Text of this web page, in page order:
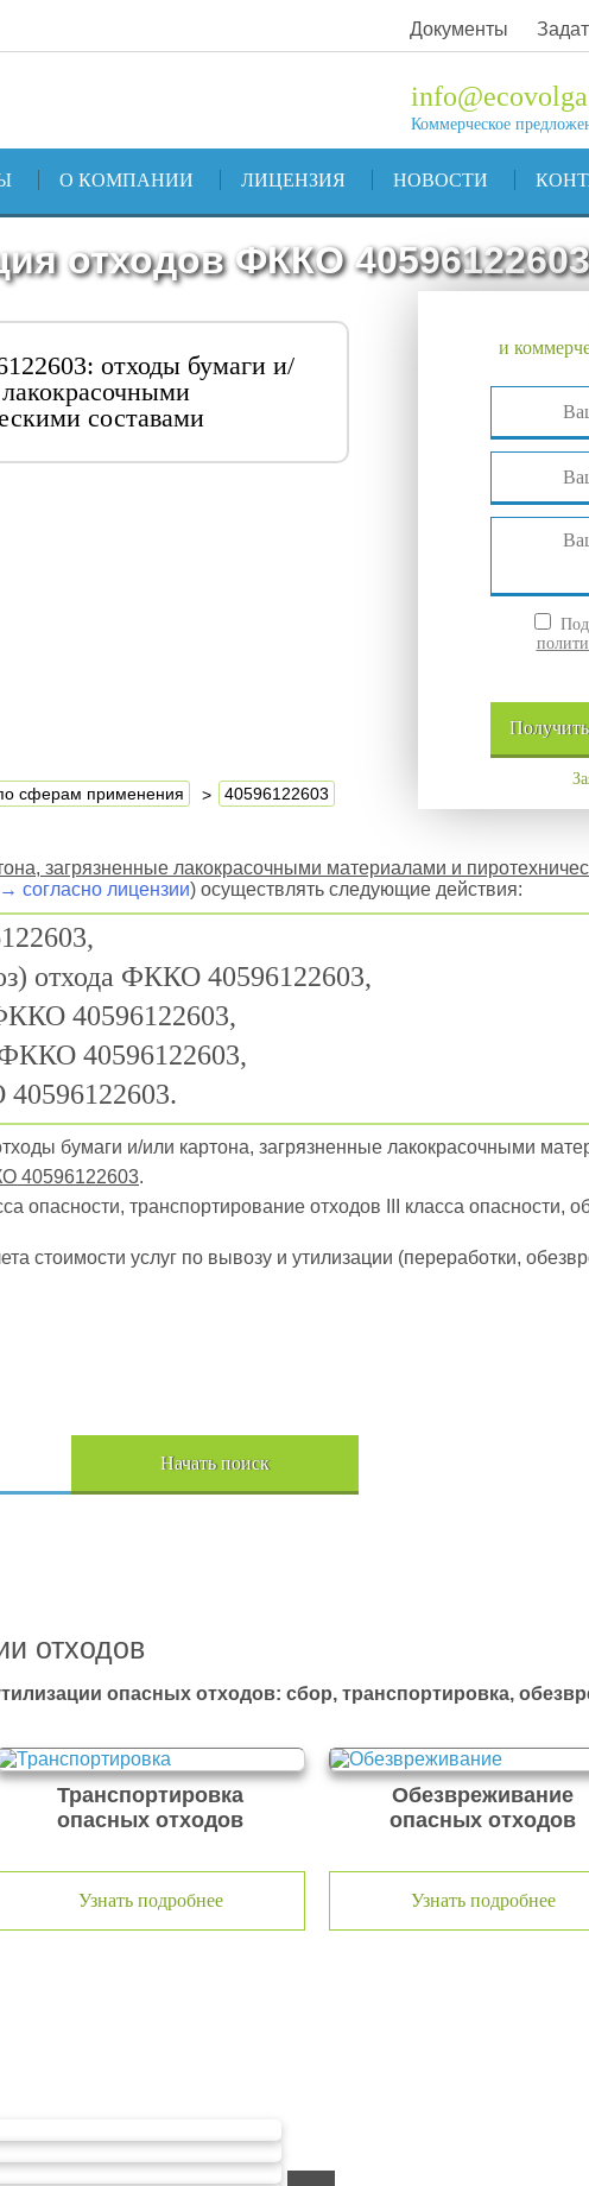
Документы
Коммерческое
О КОМПАНИИ ЛИЦЕНЗИЯ НОВОСТИ
отходов ФККО 40596122603
отходы бумаги и/
составами
и
Получить
сферам применения 40596122603
загрязненные лакокрасочными материалами и
→ согласно лицензии) осуществлять следующие действия:
отхода ФККО 40596122603,
40596122603,
ФККО 40596122603,
бумаги и/или картона, загрязненные лакокрасочными
40596122603.
опасности, транспортирование отходов III класса опасности,
стоимости услуг по вывозу и утилизации (переработки,
Начать поиск
отходов
опасных отходов: сбор, транспортировка,
Транспортировка
опасных отходов
Узнать подробнее
Обезвреживание
опасных отходов
Узнать подробнее